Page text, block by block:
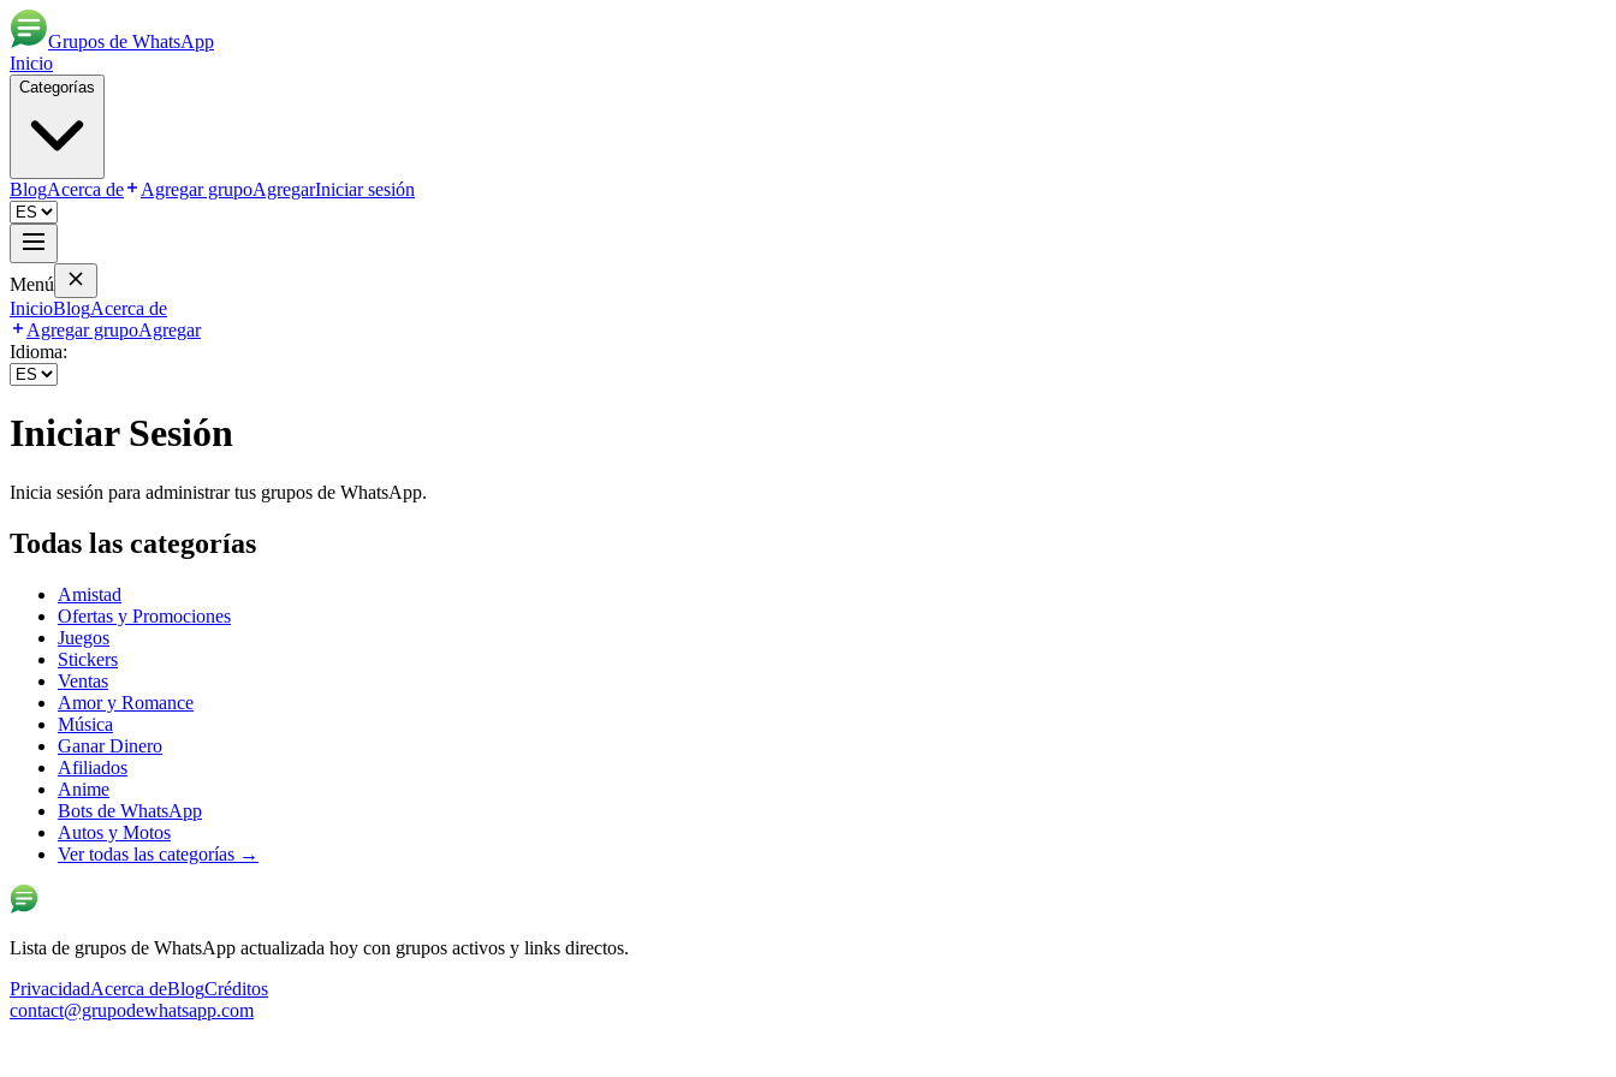
Grupos de WhatsApp
Inicio
Categorías
BlogAcerca de Agregar grupoAgregarIniciar sesión
Menú
InicioBlogAcerca de
Agregar grupoAgregar
Idioma:
Iniciar Sesión
Inicia sesión para administrar tus grupos de WhatsApp.
Todas las categorías
Amistad
Ofertas y Promociones
Juegos
Stickers
Ventas
Amor y Romance
Música
Ganar Dinero
Afiliados
Anime
Bots de WhatsApp
Autos y Motos
Ver todas las categorías →
Lista de grupos de WhatsApp actualizada hoy con grupos activos y links directos.
PrivacidadAcerca deBlogCréditos
contact@grupodewhatsapp.com